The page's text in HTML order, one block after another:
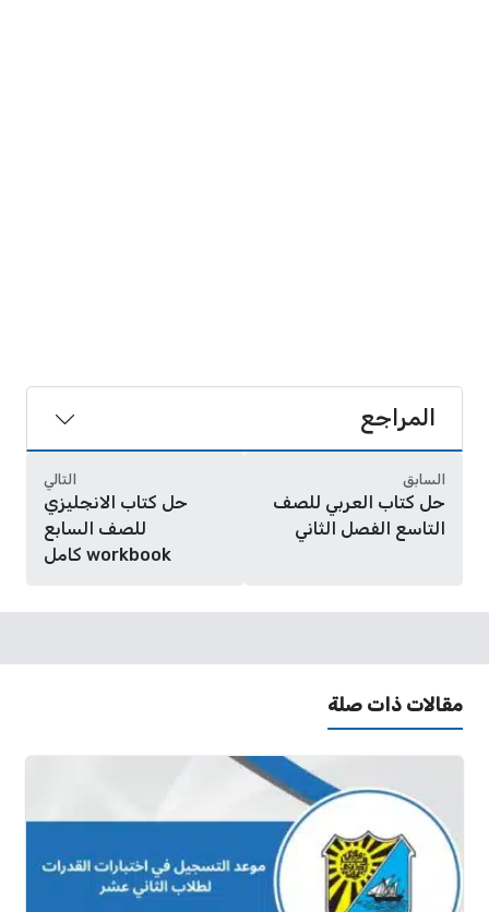
المراجع
السابق
حل كتاب العربي للصف
التاسع الفصل الثاني
التالي
حل كتاب الانجليزي
للصف السابع
workbook كامل
مقالات ذات صلة